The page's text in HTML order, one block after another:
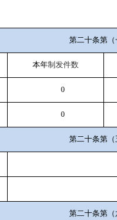
第二十条第（
本年制发件数
0
0
第二十条第（
第二十条第（